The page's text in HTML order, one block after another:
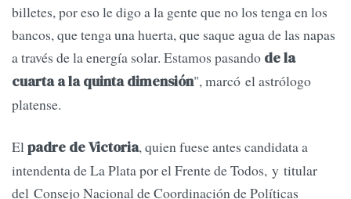
billetes, por eso le digo a la gente que no los tenga en los
bancos, que tenga una huerta, que saque agua de las napas
a través de la energía solar. Estamos pasando de la
cuarta a la quinta dimensión", marcó el astrólogo
platense.
El padre de Victoria, quien fuese antes candidata a
intendenta de La Plata por el Frente de Todos, y titular
del Consejo Nacional de Coordinación de Políticas